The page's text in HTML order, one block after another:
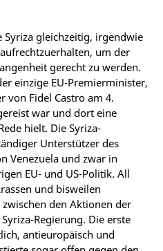
Syriza gleichzeitig, irgendwie
um der
gerecht zu werden.
einzige EU-Premierminister,
von Fidel Castro am 4.
war und dort eine
hielt. Die Syriza-
Unterstützer des
Venezuela und zwar in
EU- und US-Politik. All
und bisweilen
den Aktionen der
Regierung. Die erste
antieuropäisch und